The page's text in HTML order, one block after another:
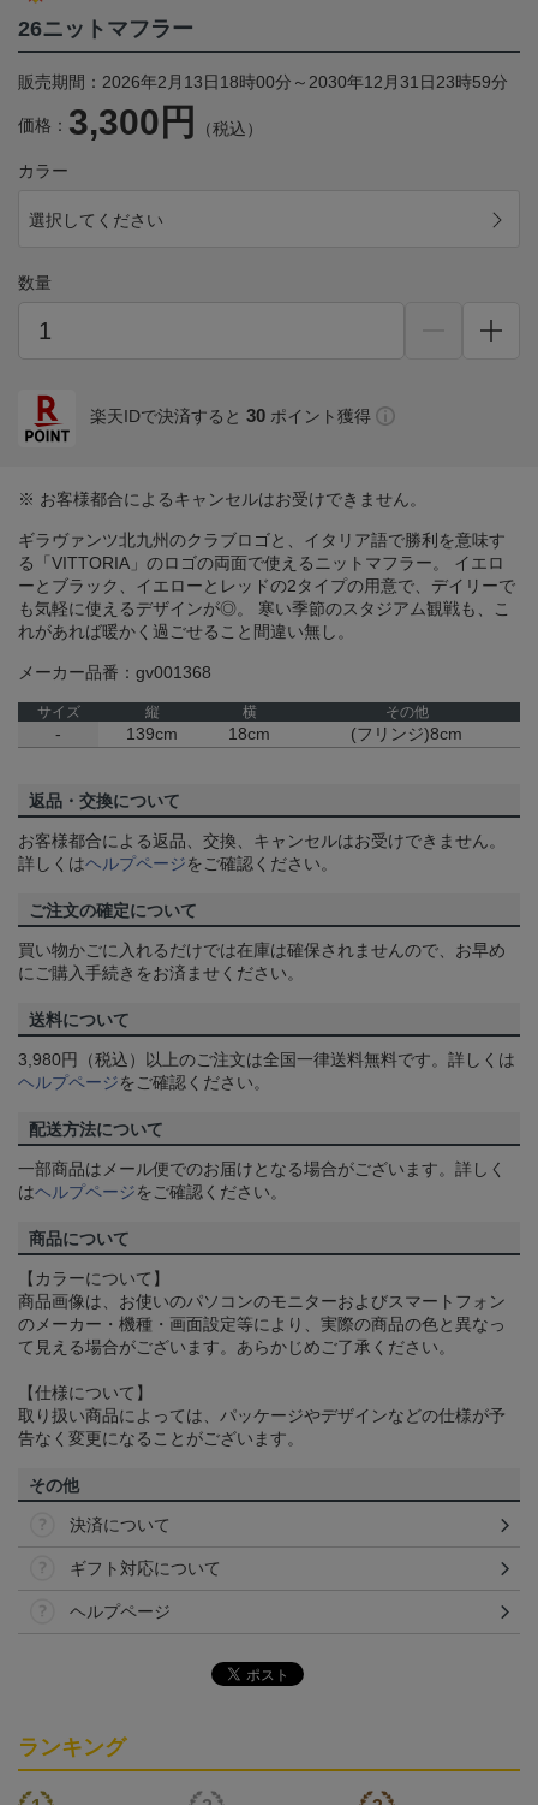
26ニットマフラー
販売期間：2026年2月13日18時00分～2030年12月31日23時59分
価格： 3,300円 （税込）
カラー
選択してください
数量
楽天IDで決済すると 30 ポイント獲得
※ お客様都合によるキャンセルはお受けできません。
ギラヴァンツ北九州のクラブロゴと、イタリア語で勝利を意味す
る「VITTORIA」のロゴの両面で使えるニットマフラー。 イエロ
ーとブラック、イエローとレッドの2タイプの用意で、デイリーで
も気軽に使えるデザインが◎。 寒い季節のスタジアム観戦も、こ
れがあれば暖かく過ごせること間違い無し。
メーカー品番：gv001368
サイズ 縦 横 その他
- 139cm 18cm (フリンジ)8cm
返品・交換について
お客様都合による返品、交換、キャンセルはお受けできません。
詳しくはヘルプページをご確認ください。
ご注文の確定について
買い物かごに入れるだけでは在庫は確保されませんので、お早め
にご購入手続きをお済ませください。
送料について
3,980円（税込）以上のご注文は全国一律送料無料です。詳しくは
ヘルプページをご確認ください。
配送方法について
一部商品はメール便でのお届けとなる場合がございます。詳しく
はヘルプページをご確認ください。
商品について
【カラーについて】
商品画像は、お使いのパソコンのモニターおよびスマートフォン
のメーカー・機種・画面設定等により、実際の商品の色と異なっ
て見える場合がございます。あらかじめご了承ください。
【仕様について】
取り扱い商品によっては、パッケージやデザインなどの仕様が予
告なく変更になることがございます。
その他
決済について
ギフト対応について
ヘルプページ
ランキング